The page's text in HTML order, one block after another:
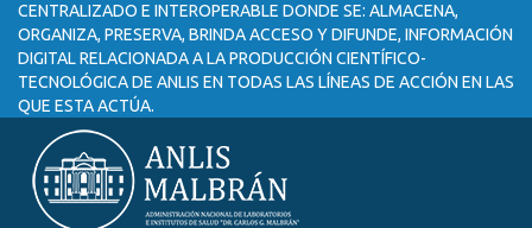
CENTRALIZADO E INTEROPERABLE DONDE SE: ALMACENA,
ORGANIZA, PRESERVA, BRINDA ACCESO Y DIFUNDE, INFORMACIÓN
DIGITAL RELACIONADA A LA PRODUCCIÓN CIENTÍFICO-
TECNOLÓGICA DE ANLIS EN TODAS LAS LÍNEAS DE ACCIÓN EN LAS
QUE ESTA ACTÚA.